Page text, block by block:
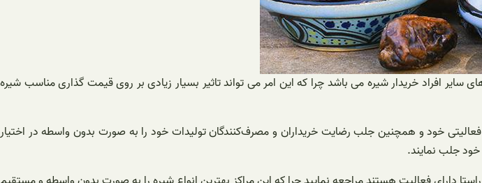
افراد خریدار شیره می باشد چرا که این امر می تواند تاثیر بسیار زیادی بر روی قیمت گذاری مناسب شیره
خود و همچنین جلب رضایت خریداران و مصرف‌کنندگان تولیدات خود را به صورت بدون واسطه در اختیار
جلب نمایند.